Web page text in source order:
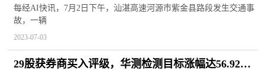
死亡或重伤
每经AI快讯，7月2日下午，汕湛高速河源市紫金县路段发生交通事
故，一辆
2023-07-03
29股获券商买入评级，华测检测目标涨幅达56.92%-